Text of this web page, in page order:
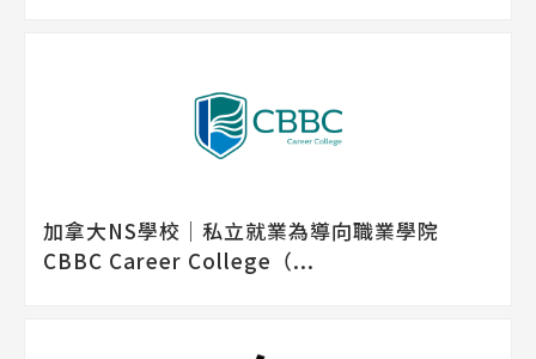
加拿大NS學校│私立就業為導向職業學院
CBBC Career College（...